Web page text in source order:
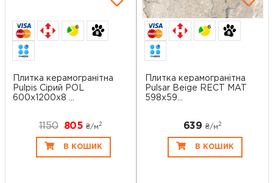
6
Плитка керамогранітна
Pulpis Сірий POL
600x1200x8 ...
1150 805 ₴/м 2
В КОШИК
6
Плитка керамогранітна
Pulsar Beige RECT MAT
598x59...
639 ₴/м 2
В КОШИК